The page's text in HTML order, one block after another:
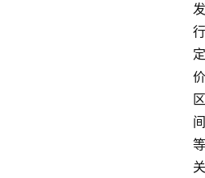
发
行
定
价
区
间
等
关